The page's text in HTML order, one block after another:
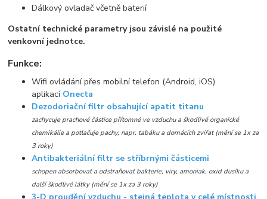
Dálkový ovladač včetně baterií
Ostatní technické parametry jsou závislé na použité
venkovní jednotce.
Funkce:
Wifi ovládání přes mobilní telefon (Android, iOS)
aplikací Onecta
Dezodoriační filtr obsahující apatit titanu
zachycuje prachové částice přítomné ve vzduchu a škodlivé organické
chemikálie a potlačuje pachy, napr. tabáku a domácích zvířat (mění se 1x za
3 roky)
Antibakteriální filtr se stříbrnými částicemi
schopen absorbovat a odstraňovat bakterie, viry, amoniak, oxid dusíku a
další škodlivé látky (mění se 1x za 3 roky)